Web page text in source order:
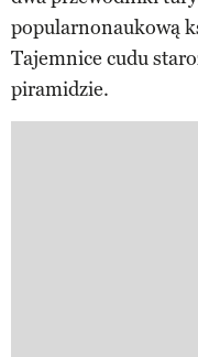
popularnonaukową
Tajemnice cudu
piramidzie.